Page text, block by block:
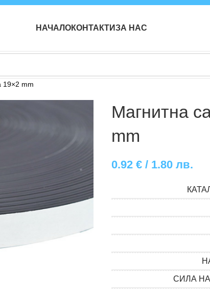
НАЧАЛОКОНТАКТИЗА НАС
19×2 mm
Магнитна
mm
0.92 € / 1.80 лв.
СИЛА